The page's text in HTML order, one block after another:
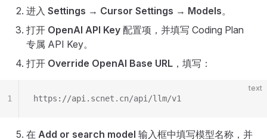
进入 Settings → Cursor Settings → Models。
打开 OpenAI API Key 配置项，并填写 Coding Plan
专属 API Key。
打开 Override OpenAI Base URL ，填写：
text
https://api.scnet.cn/api/llm/v1
1
在 Add or search model 输入框中填写模型名称，并